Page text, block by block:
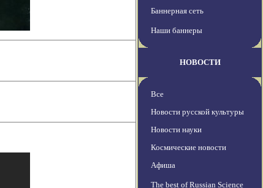
Баннерная сеть
Наши баннеры
НОВОСТИ
Все
Новости русской культуры
Новости науки
Космические новости
Афиша
The best of Russian Science